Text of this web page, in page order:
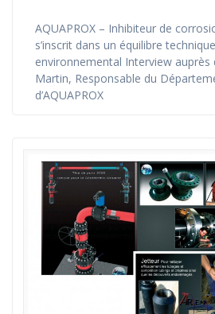
AQUAPROX – Inhibiteur de
s’inscrit dans un équilibre
environnemental Interview auprès
Martin, Responsable du
d’AQUAPROX